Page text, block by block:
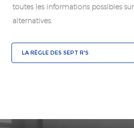
toutes les informations possibles
alternatives.
LA RÈGLE DES SEPT R'S